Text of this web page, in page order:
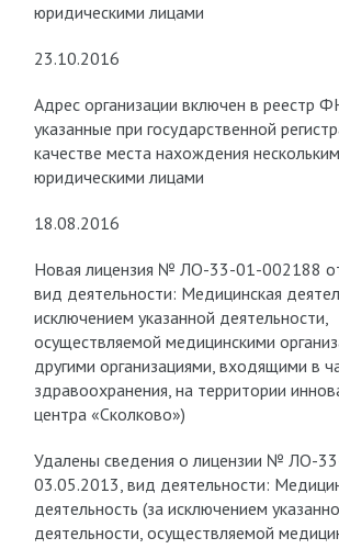
юридическими лицами
23.10.2016
Адрес организации включен в реестр
указанные при государственной
качестве места нахождения
юридическими лицами
18.08.2016
Новая лицензия № ЛО-33-01-002188
вид деятельности: Медицинская
исключением указанной деятельности,
осуществляемой медицинскими
другими организациями, входящими в
здравоохранения, на территории
центра «Сколково»)
Удалены сведения о лицензии № ЛО-
03.05.2013, вид деятельности:
деятельность (за исключением
деятельности, осуществляемой